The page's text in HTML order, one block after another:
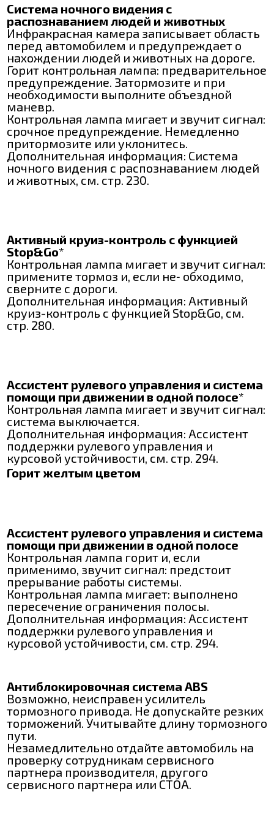
Система ночного видения с
распознаванием людей и животных
Инфракрасная камера записывает область
перед автомобилем и предупреждает о
нахождении людей и животных на дороге.
Горит контрольная лампа: предварительное
предупреждение. Затормозите и при
необходимости выполните объездной
маневр.
Контрольная лампа мигает и звучит сигнал:
срочное предупреждение. Немедленно
притормозите или уклонитесь.
Дополнительная информация: Система
ночного видения с распознаванием людей
и животных, см. стр. 230.
Активный круиз-контроль с функцией
Stop&Go*
Контрольная лампа мигает и звучит сигнал:
примените тормоз и, если не‐ обходимо,
сверните с дороги.
Дополнительная информация: Активный
круиз-контроль с функцией Stop&Go, см.
стр. 280.
Ассистент рулевого управления и система
помощи при движении в одной полосе*
Контрольная лампа мигает и звучит сигнал:
система выключается.
Дополнительная информация: Ассистент
поддержки рулевого управления и
курсовой устойчивости, см. стр. 294.
Горит желтым цветом
Ассистент рулевого управления и система
помощи при движении в одной полосе
Контрольная лампа горит и, если
применимо, звучит сигнал: предстоит
прерывание работы системы.
Контрольная лампа мигает: выполнено
пересечение ограничения полосы.
Дополнительная информация: Ассистент
поддержки рулевого управления и
курсовой устойчивости, см. стр. 294.
Антиблокировочная система ABS
Возможно, неисправен усилитель
тормозного привода. Не допускайте резких
торможений. Учитывайте длину тормозного
пути.
Незамедлительно отдайте автомобиль на
проверку сотрудникам сервисного
партнера производителя, другого
сервисного партнера или СТОА.